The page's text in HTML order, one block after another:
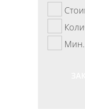
Мин.